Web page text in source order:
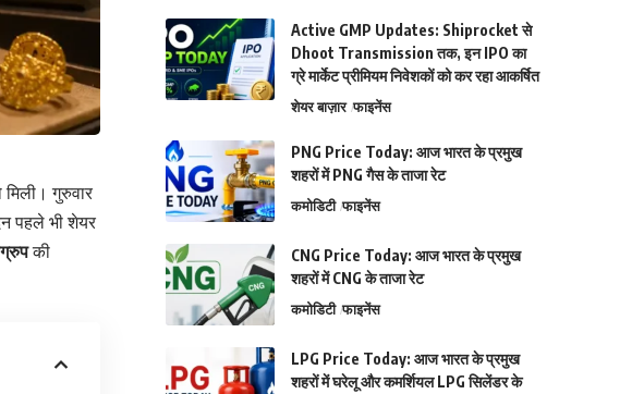
गुरुवार
पहले भी शेयर
की
Active GMP Updates: Shiprocket से
Dhoot Transmission तक, इन IPO का
ग्रे मार्केट प्रीमियम निवेशकों को कर रहा आकर्षित
शेयर बाज़ार फाइनेंस
PNG Price Today: आज भारत के प्रमुख
शहरों में PNG गैस के ताजा रेट
कमोडिटी फाइनेंस
CNG Price Today: आज भारत के प्रमुख
शहरों में CNG के ताजा रेट
कमोडिटी फाइनेंस
LPG Price Today: आज भारत के प्रमुख
शहरों में घरेलू और कमर्शियल LPG सिलेंडर के